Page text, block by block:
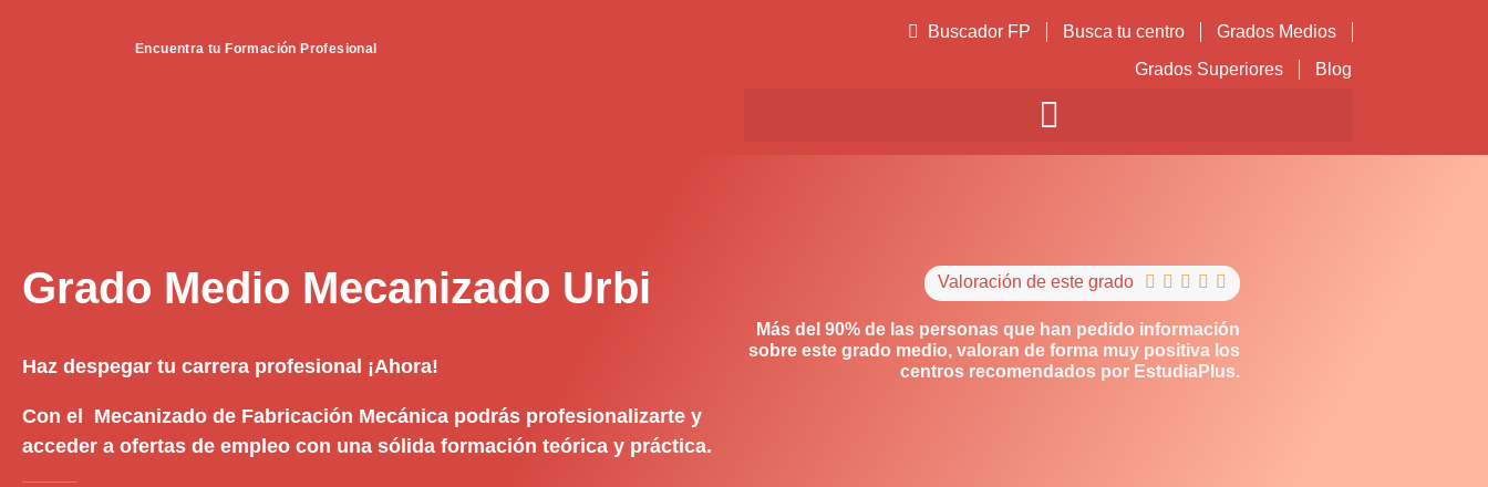
Encuentra tu Formación Profesional
Buscador FP Busca tu centro
Grados Medios
Grados Superiores
Blog
Grado Medio Mecanizado Urbi
Haz despegar tu carrera profesional ¡Ahora!
Con el Mecanizado de Fabricación Mecánica podrás profesionalizarte y
acceder a ofertas de empleo con una sólida formación teórica y práctica.
Valoración de este grado     
Más del 90% de las personas que han pedido información
sobre este grado medio, valoran de forma muy positiva los
centros recomendados por EstudiaPlus.